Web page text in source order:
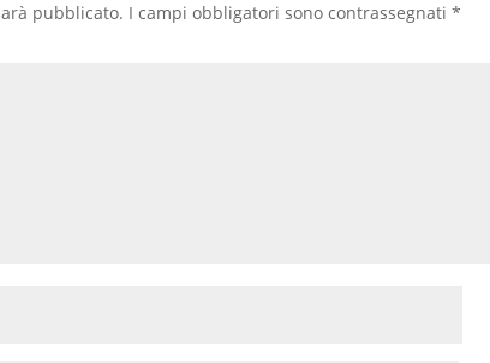
pubblicato. I campi obbligatori sono contrassegnati*